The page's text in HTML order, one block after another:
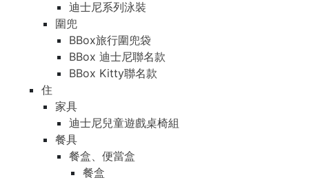
迪士尼系列泳裝
圍兜
BBox旅行圍兜袋
BBox 迪士尼聯名款
BBox Kitty聯名款
住
家具
迪士尼兒童遊戲桌椅組
餐具
餐盒、便當盒
餐盒